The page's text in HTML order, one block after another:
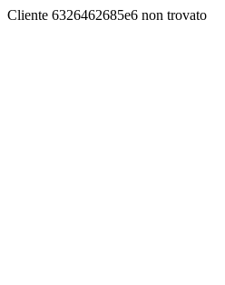
Cliente 6326462685e6 non trovato